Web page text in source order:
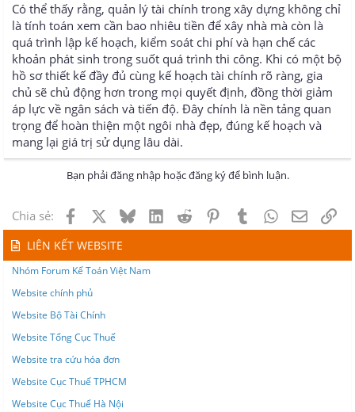
Có thể thấy rằng, quản lý tài chính trong xây dựng không chỉ
là tính toán xem cần bao nhiêu tiền để xây nhà mà còn là
quá trình lập kế hoạch, kiểm soát chi phí và hạn chế các
khoản phát sinh trong suốt quá trình thi công. Khi có một bộ
hồ sơ thiết kế đầy đủ cùng kế hoạch tài chính rõ ràng, gia
chủ sẽ chủ động hơn trong mọi quyết định, đồng thời giảm
áp lực về ngân sách và tiến độ. Đây chính là nền tảng quan
trọng để hoàn thiện một ngôi nhà đẹp, đúng kế hoạch và
mang lại giá trị sử dụng lâu dài.
Bạn phải đăng nhập hoặc đăng ký để bình luận.
Chia sẻ: Facebook BlueskyLinkedInReddit PinterestTumblrWhatsApp
Email
LIÊN KẾT WEBSITE
Nhóm Forum Kế Toán Việt Nam
Website chính phủ
Website Bộ Tài Chính
Website Tổng Cục Thuế
Website tra cứu hóa đơn
Website Cục Thuế TPHCM
Website Cục Thuế Hà Nội